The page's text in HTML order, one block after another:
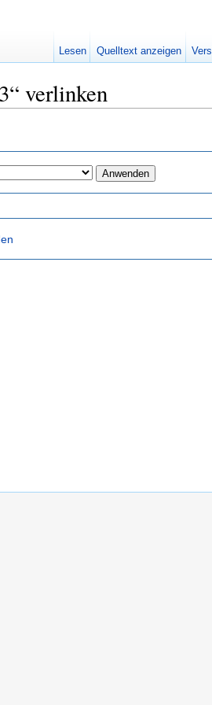
verlinken
Lesen Quelltext anzeigen